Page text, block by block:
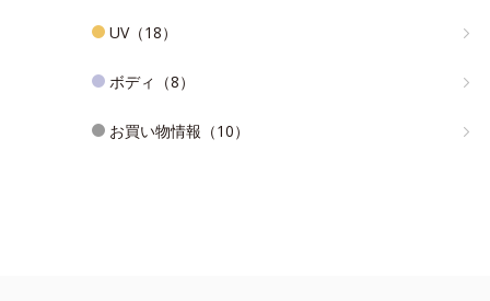
UV（18）
ボディ（8）
お買い物情報（10）